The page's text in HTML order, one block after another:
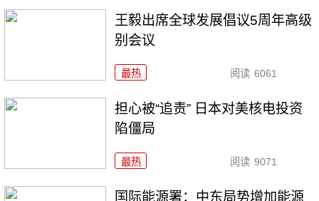
王毅出席全球发展倡议5周年高级
别会议
最热 阅读 6061
担心被“追责” 日本对美核电投资
陷僵局
最热 阅读 9071
国际能源署：中东局势增加能源